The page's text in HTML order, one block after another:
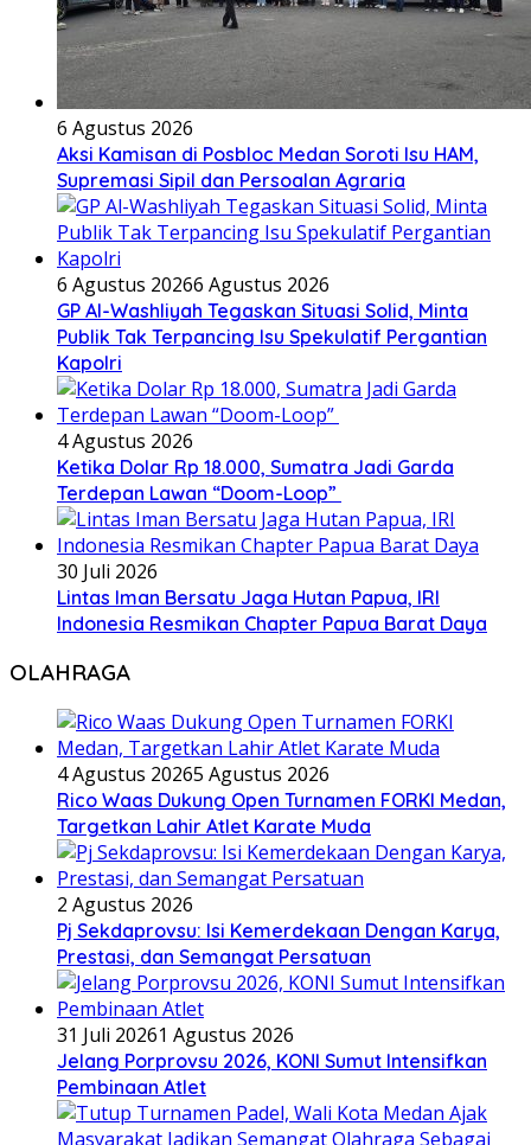
6 Agustus 2026
Aksi Kamisan di Posbloc Medan Soroti Isu HAM,
Supremasi Sipil dan Persoalan Agraria
6 Agustus 20266 Agustus 2026
GP Al-Washliyah Tegaskan Situasi Solid, Minta
Publik Tak Terpancing Isu Spekulatif Pergantian
Kapolri
4 Agustus 2026
Ketika Dolar Rp 18.000, Sumatra Jadi Garda
Terdepan Lawan “Doom-Loop”
30 Juli 2026
Lintas Iman Bersatu Jaga Hutan Papua, IRI
Indonesia Resmikan Chapter Papua Barat Daya
OLAHRAGA
4 Agustus 20265 Agustus 2026
Rico Waas Dukung Open Turnamen FORKI Medan,
Targetkan Lahir Atlet Karate Muda
2 Agustus 2026
Pj Sekdaprovsu: Isi Kemerdekaan Dengan Karya,
Prestasi, dan Semangat Persatuan
31 Juli 20261 Agustus 2026
Jelang Porprovsu 2026, KONI Sumut Intensifkan
Pembinaan Atlet